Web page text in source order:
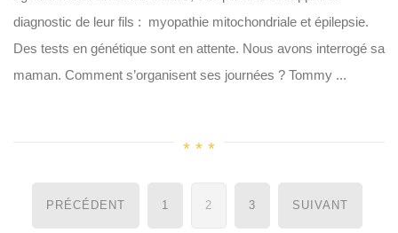
diagnostic de leur fils : myopathie mitochondriale et épilepsie.
Des tests en génétique sont en attente. Nous avons interrogé sa
maman. Comment s’organisent ses journées ? Tommy ...
Navigation
des
PRÉCÉDENT 1 2 3 SUIVANT